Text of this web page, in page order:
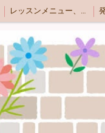
レッスンメニュー、料金のご案内